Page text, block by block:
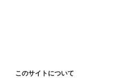
このサイトについて